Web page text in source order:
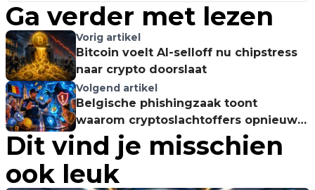
Ga verder met lezen
Vorig artikel
Bitcoin voelt AI-selloff nu chipstress
naar crypto doorslaat
Volgend artikel
Belgische phishingzaak toont
waarom cryptoslachtoffers opnieuw
doelwit worden
Dit vind je misschien
ook leuk